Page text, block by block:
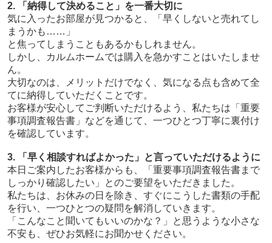
2. 「納得して決めること」を一番大切に
気に入ったお部屋が見つかると、「早くしないと売れてし
まうかも……」
と焦ってしまうこともあるかもしれません。
しかし、カルムホームでは購入を急かすことはいたしませ
ん。
大切なのは、メリットだけでなく、気になる点も含めて全
てに納得していただくことです。
お客様が安心してご判断いただけるよう、私たちは「重要
事項調査報告書」などを通じて、一つひとつ丁寧に裏付け
を確認しています。
3. 「早く相談すればよかった」と言っていただけるように
本日ご案内したお客様からも、「重要事項調査報告書まで
しっかり確認したい」とのご要望をいただきました。
私たちは、お休みの日を除き、すぐにこうした書類の手配
を行い、一つひとつの疑問を解消していきます。
「こんなこと聞いてもいいのかな？」と思うような小さな
不安も、ぜひお気軽にお聞かせください。